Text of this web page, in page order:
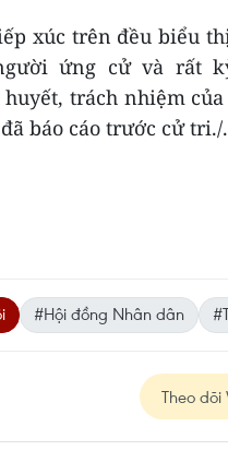
xúc trên đều biểu
ứng cử và rất
trách nhiệm
báo cáo trước cử tri./.
#Hội đồng Nhân dân
Theo dõi